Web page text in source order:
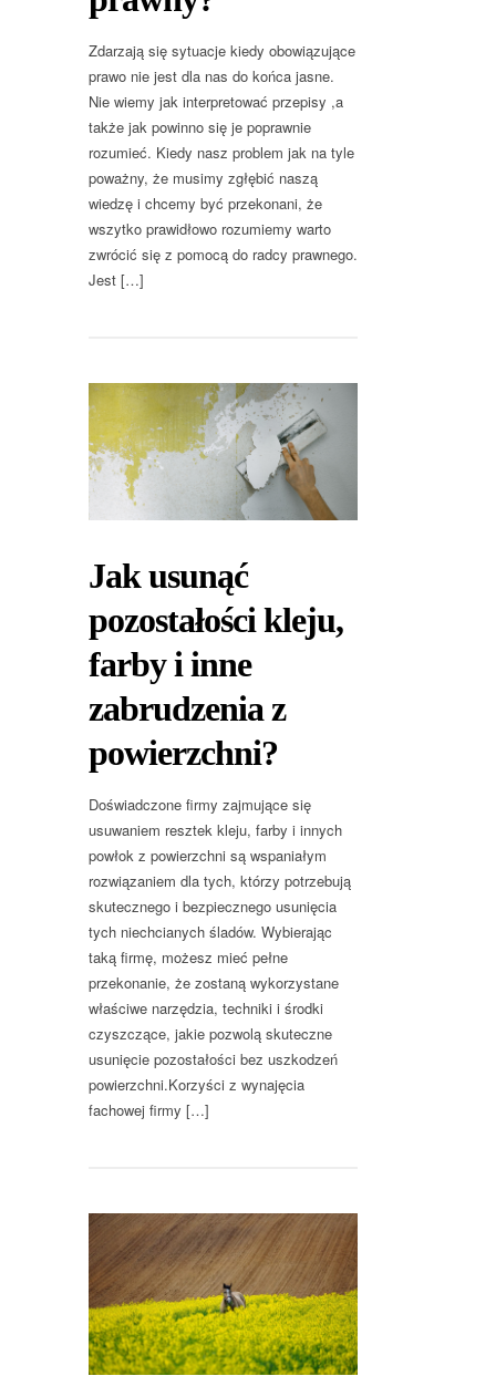
Zdarzają się sytuacje kiedy obowiązujące
prawo nie jest dla nas do końca jasne.
Nie wiemy jak interpretować przepisy ,a
także jak powinno się je poprawnie
rozumieć. Kiedy nasz problem jak na tyle
poważny, że musimy zgłębić naszą
wiedzę i chcemy być przekonani, że
wszytko prawidłowo rozumiemy warto
zwrócić się z pomocą do radcy prawnego.
Jest […]
Jak usunąć
pozostałości kleju,
farby i inne
zabrudzenia z
powierzchni?
Doświadczone firmy zajmujące się
usuwaniem resztek kleju, farby i innych
powłok z powierzchni są wspaniałym
rozwiązaniem dla tych, którzy potrzebują
skutecznego i bezpiecznego usunięcia
tych niechcianych śladów. Wybierając
taką firmę, możesz mieć pełne
przekonanie, że zostaną wykorzystane
właściwe narzędzia, techniki i środki
czyszczące, jakie pozwolą skuteczne
usunięcie pozostałości bez uszkodzeń
powierzchni.Korzyści z wynajęcia
fachowej firmy […]